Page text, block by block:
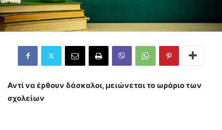
Αντί να έρθουν δάσκαλοι, μειώνεται το ωράριο των
σχολείων